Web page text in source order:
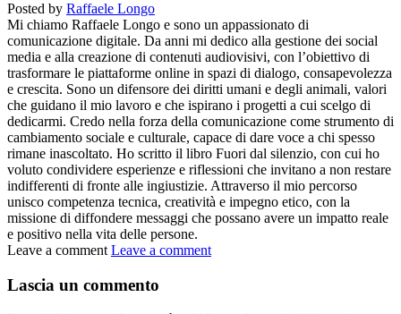
Posted by Raffaele Longo
Mi chiamo Raffaele Longo e sono un appassionato di
comunicazione digitale. Da anni mi dedico alla gestione dei social
media e alla creazione di contenuti audiovisivi, con l’obiettivo di
trasformare le piattaforme online in spazi di dialogo, consapevolezza
e crescita. Sono un difensore dei diritti umani e degli animali, valori
che guidano il mio lavoro e che ispirano i progetti a cui scelgo di
dedicarmi. Credo nella forza della comunicazione come strumento di
cambiamento sociale e culturale, capace di dare voce a chi spesso
rimane inascoltato. Ho scritto il libro Fuori dal silenzio, con cui ho
voluto condividere esperienze e riflessioni che invitano a non restare
indifferenti di fronte alle ingiustizie. Attraverso il mio percorso
unisco competenza tecnica, creatività e impegno etico, con la
missione di diffondere messaggi che possano avere un impatto reale
e positivo nella vita delle persone.
Leave a comment Leave a comment
Lascia un commento